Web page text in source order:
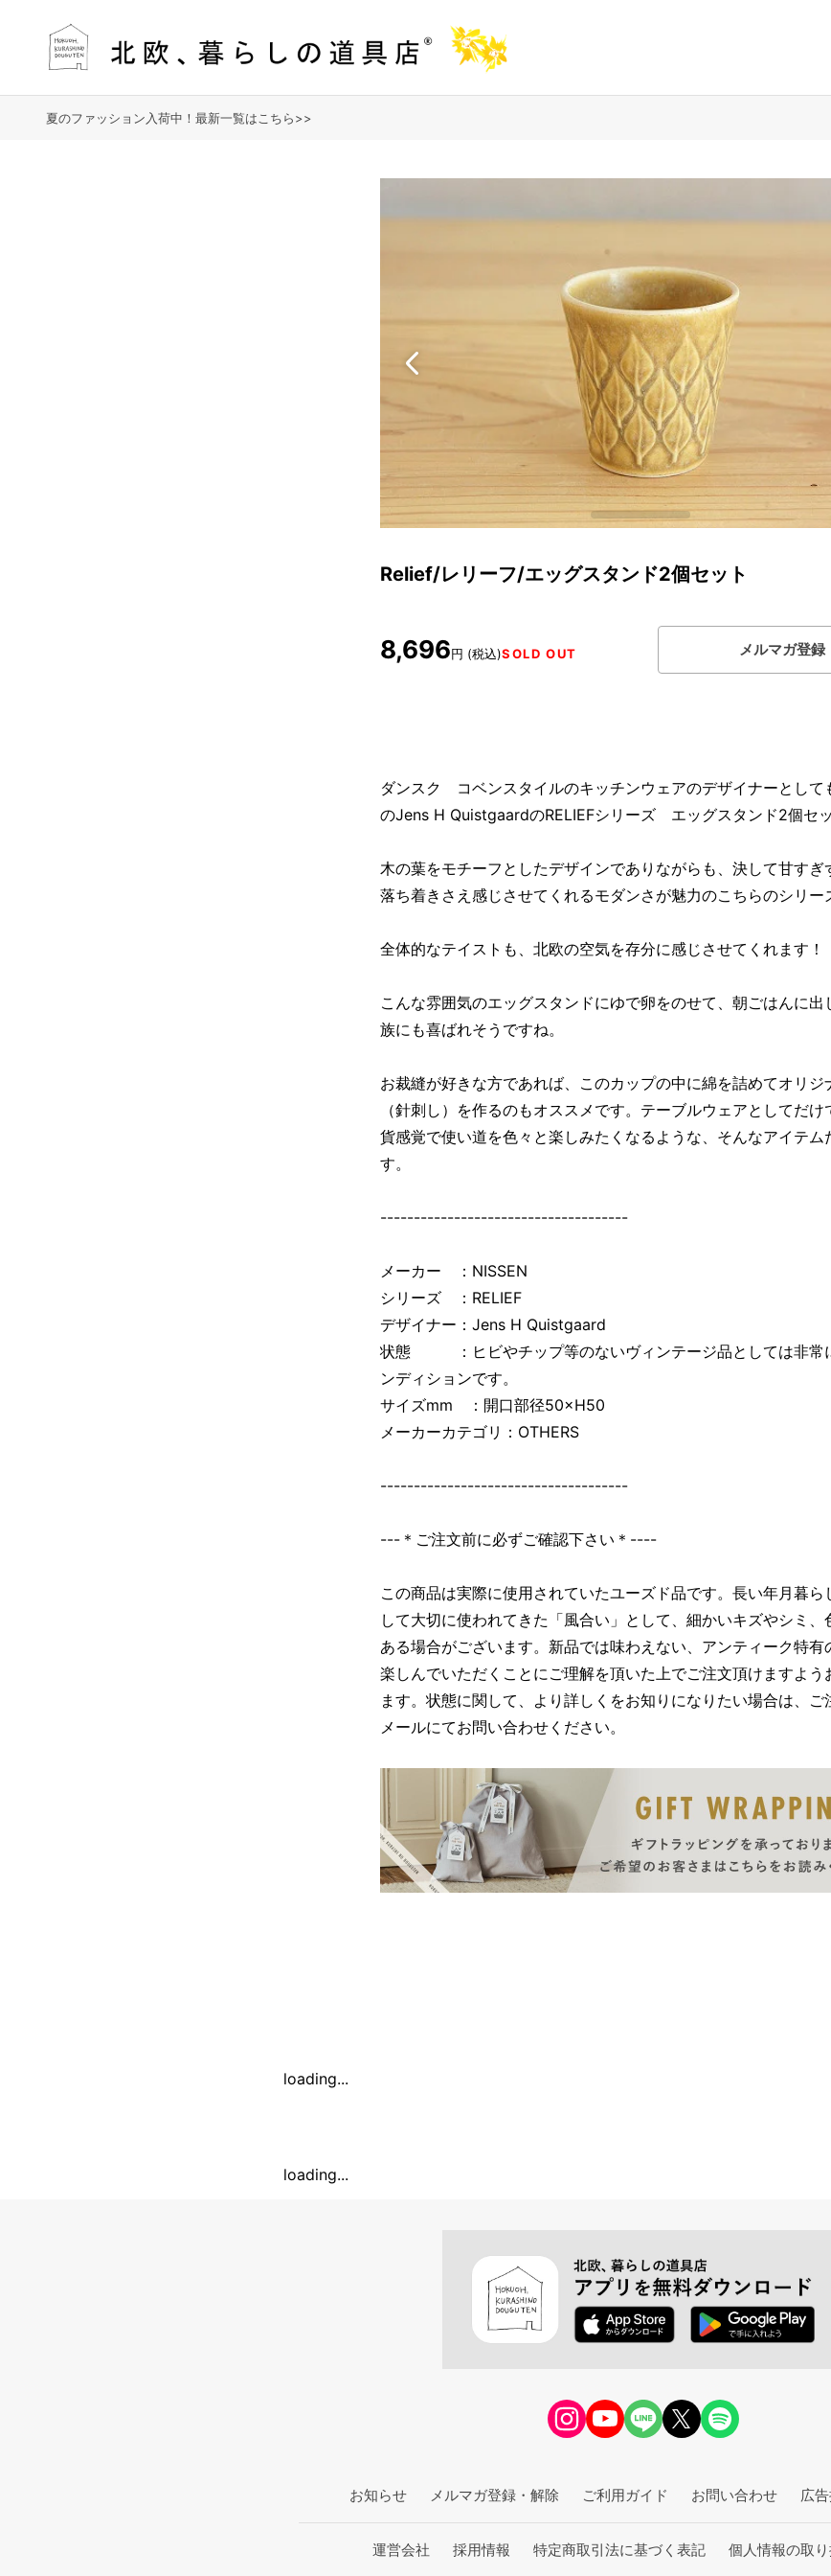
夏のファッション入荷中！最新一覧はこちら>>
Relief/レリーフ/エッグスタンド2個セット
8,696円 (税込)SOLD OUT メルマガ登録
ダンスク コベンスタイルのキッチンウェアのデザイナーとして
のJens H QuistgaardのRELIEFシリーズ エッグスタンド2個セッ
木の葉をモチーフとしたデザインでありながらも、決して甘すぎ
落ち着きさえ感じさせてくれるモダンさが魅力のこちらのシリー
全体的なテイストも、北欧の空気を存分に感じさせてくれます！
こんな雰囲気のエッグスタンドにゆで卵をのせて、朝ごはんに出
族にも喜ばれそうですね。
お裁縫が好きな方であれば、このカップの中に綿を詰めてオリジ
（針刺し）を作るのもオススメです。テーブルウェアとしてだけ
貨感覚で使い道を色々と楽しみたくなるような、そんなアイテム
す。
-------------------------------------
メーカー ：NISSEN
シリーズ ：RELIEF
デザイナー：Jens H Quistgaard
状態 ：ヒビやチップ等のないヴィンテージ品としては非常
ンディションです。
サイズmm ：開口部径50×H50
メーカーカテゴリ：OTHERS
-------------------------------------
---＊ご注文前に必ずご確認下さい＊----
この商品は実際に使用されていたユーズド品です。長い年月暮ら
して大切に使われてきた「風合い」として、細かいキズやシミ、
ある場合がございます。新品では味わえない、アンティーク特有
楽しんでいただくことにご理解を頂いた上でご注文頂けますよう
ます。状態に関して、より詳しくをお知りになりたい場合は、ご
メールにてお問い合わせください。
loading...
loading...
お知らせ メルマガ登録・解除 ご利用ガイド お問い合わせ 広
運営会社 採用情報 特定商取引法に基づく表記 個人情報の取